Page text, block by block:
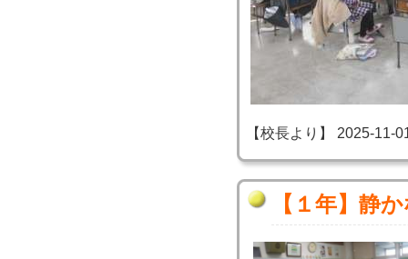
【校長より】 2025-11-
【１年】静